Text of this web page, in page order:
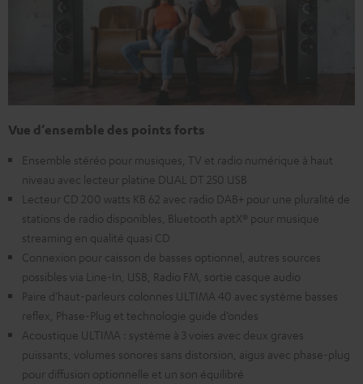
Vue d’ensemble des points forts
Ensemble stéréo pour musiques, TV et radio numérique à haut
niveau avec lecteur platine DUAL DT 250 USB
Lecteur CD 200 watts KB 62 avec radio DAB+ pour une pluralité de
stations de radio disponibles, Bluetooth aptX® pour musique
streaming en qualité quasi CD
Connexion pour caisson de basses optionnel, autres sources
possibles via Line-In, USB, Radio FM, sortie casque audio
Paire d’haut-parleurs colonnes ULTIMA 40 avec système basses
reflex, Phase-Plug et technologie guide d’ondes
Acoustique ULTIMA : système à 3 voies avec deux graves
puissants, volumes sonores sans distorsion, aigus avec phase-plug
pour diffusion optionnelle et un son équilibré